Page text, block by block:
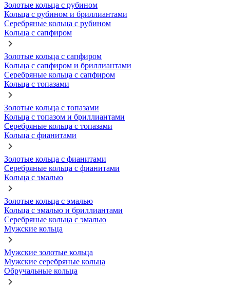
Золотые кольца с рубином
Кольца с рубином и бриллиантами
Серебряные кольца с рубином
Кольца с сапфиром
Золотые кольца с сапфиром
Кольца с сапфиром и бриллиантами
Серебряные кольца с сапфиром
Кольца с топазами
Золотые кольца с топазами
Кольца с топазом и бриллиантами
Серебряные кольца с топазами
Кольца с фианитами
Золотые кольца с фианитами
Серебряные кольца с фианитами
Кольца с эмалью
Золотые кольца с эмалью
Кольца с эмалью и бриллиантами
Серебряные кольца с эмалью
Мужские кольца
Мужские золотые кольца
Мужские серебряные кольца
Обручальные кольца